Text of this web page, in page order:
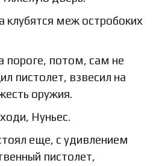
клубятся меж остробоких
пороге, потом, сам не
пистолет, взвесил на
оружия.
Нуньес.
еще, с удивлением
пистолет,